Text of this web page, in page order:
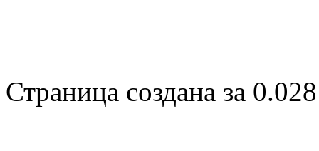
Страница создана за